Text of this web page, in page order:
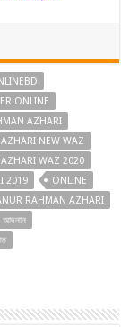
ONLINE
AZHARI
NEW WAZ
WAZ 2020
2019
ONLINE
RAHMAN AZHARI
আদনান